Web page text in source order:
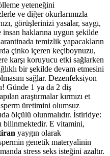
yeteneğini
ve diğer okurlarımızla
görüşlerinizi yasalar, saygı,
haklarına uygun şekilde
temizlik yapacakların
çinko içeren keçiboynuzu,
karşı koruyucu etki sağlarken
bir şekilde devam etmesini
sağlar. Dezenfeksiyon
Günde 1 ya da 2 diş
araştırmalar kırmızı et
sperm üretimini olumsuz
ölçülü olunmalıdır. İstiridye:
bilinmektedir. E vitamini,
yaygın olarak
genetik materyalinin
stress seks isteğini azaltır.